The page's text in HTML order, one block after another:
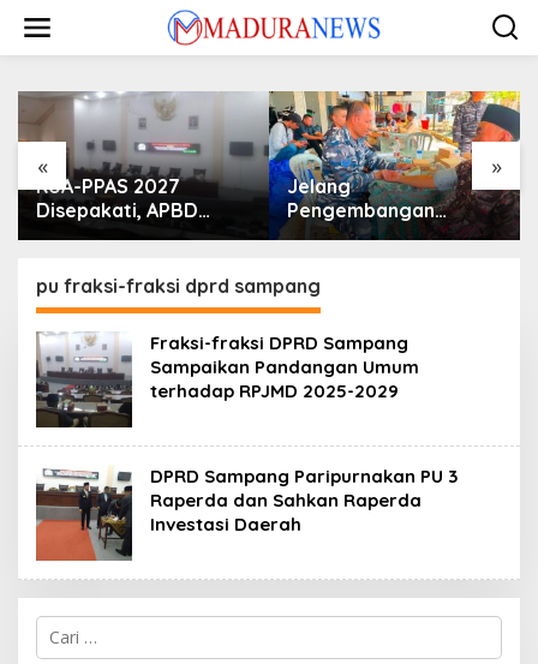
konten
« »
KUA-PPAS 2027
Disepakati, APBD
Sampang Defisit Rp
Jelang
Pengembangan
Lapangan Hidayah,
Madura II Perkuat
Sinergi dengan
pu fraksi-fraksi dprd sampang
Fraksi-fraksi DPRD Sampang
Sampaikan Pandangan Umum
terhadap RPJMD 2025-2029
DPRD Sampang Paripurnakan PU 3
Raperda dan Sahkan Raperda
Investasi Daerah
Cari
untuk: